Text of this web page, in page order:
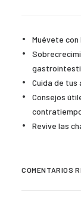
Muévete con
Cuida de
Consejos
Revive las
COMENTARIOS